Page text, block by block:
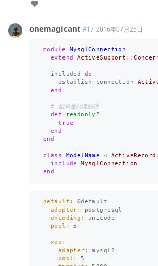
onemagicant #17 2016年07月25日
module
MysqlConnection
extend
ActiveSupport ::
included
do
establish_connection
end
# 如果是只读的话
def
readonly?
true
end
end
class ModelName < ActiveRecord
include
MysqlConnection
end
default: &default
adapter:
postgresql
encoding: unicode
pool: 5
xxx:
    adapter:
mysql2
pool: 5